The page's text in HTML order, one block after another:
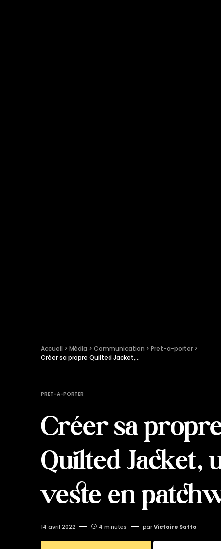
Accueil > Média > Communication > Pret-a-porter >
Créer sa propre Quilted Jacket, une veste en patchwork
PRET-A-PORTER
Créer sa
Quilted Jacket,
veste en
14 avril 2022 4 minutes par Victoire Satto